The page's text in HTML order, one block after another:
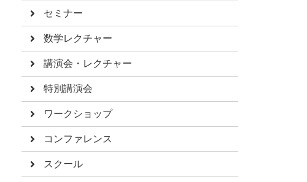
セミナー
数学レクチャー
講演会・レクチャー
特別講演会
ワークショップ
コンファレンス
スクール